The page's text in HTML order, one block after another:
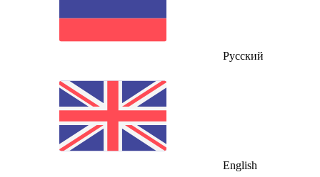
Русский
English